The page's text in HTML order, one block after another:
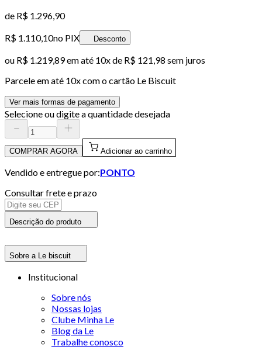
de R$ 1.296,90
R$ 1.110,10no PIX Desconto
ou R$ 1.219,89em até 10x de R$ 121,98 sem juros
Parcele em até 10x com o cartão Le Biscuit
Ver mais formas de pagamento
Selecione ou digite a quantidade desejada
COMPRAR AGORA Adicionar ao carrinho
Vendido e entregue por:PONTO
Consultar frete e prazo
Descrição do produto
Sobre a Le biscuit
Institucional
Sobre nós
Nossas lojas
Clube Minha Le
Blog da Le
Trabalhe conosco